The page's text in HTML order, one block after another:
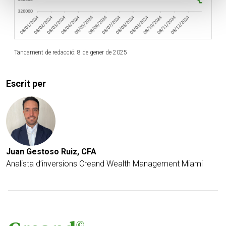
Tancament de redacció: 8 de gener de 2025
Escrit per
Juan Gestoso Ruiz, CFA
Analista d’inversions Creand Wealth Management Miami